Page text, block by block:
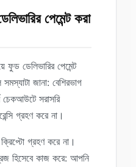
পেমেন্ট করা
ডেলিভারির পেমেন্ট
জানা: বেশিরভাগ
চেকআউটে সরাসরি
গ্রহণ করে না।
গ্রহণ করে না।
হিসেবে কাজ করে: আপনি